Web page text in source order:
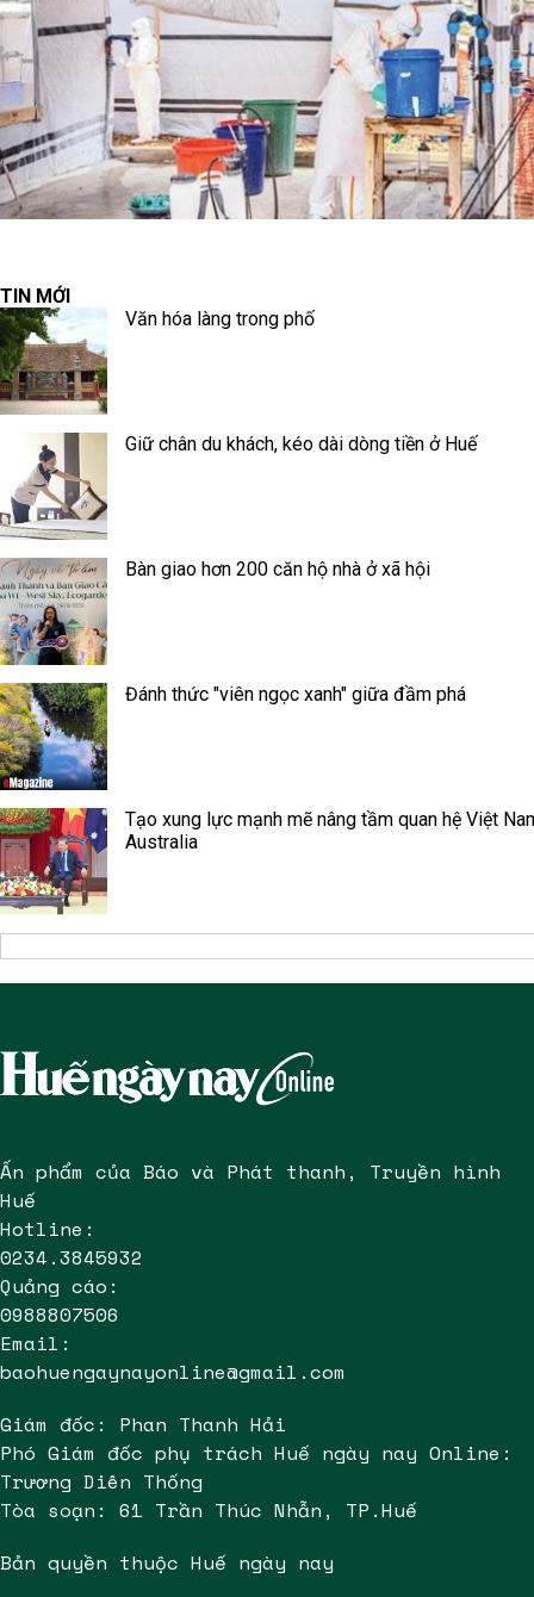
TIN MỚI
Văn hóa làng trong phố
Giữ chân du khách, kéo dài dòng tiền ở Huế
Bàn giao hơn 200 căn hộ nhà ở xã hội
Đánh thức "viên ngọc xanh" giữa đầm phá
Tạo xung lực mạnh mẽ nâng tầm quan hệ Việt
Australia
Ấn phẩm của Báo và Phát thanh, Truyền hình
Huế
Hotline:
0234.3845932
Quảng cáo:
0988807506
Email:
baohuengaynayonline@gmail.com
Giám đốc: Phan Thanh Hải
Phó Giám đốc phụ trách Huế ngày nay Online:
Trương Diên Thống
Tòa soạn: 61 Trần Thúc Nhẫn, TP.Huế
Bản quyền thuộc Huế ngày nay